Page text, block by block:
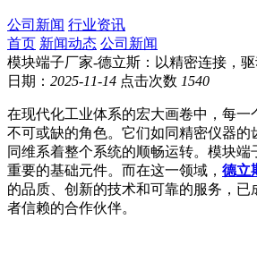
公司新闻 行业资讯
首页 新闻动态 公司新闻
模块端子厂家-德立斯：以精密连接，
日期： 2025-11-14 点击次数 1540
在现代化工业体系的宏大画卷中，每一
不可或缺的角色。它们如同精密仪器的
同维系着整个系统的顺畅运转。模块端
重要的基础元件。而在这一领域， 德立
的品质、创新的技术和可靠的服务，已
者信赖的合作伙伴。